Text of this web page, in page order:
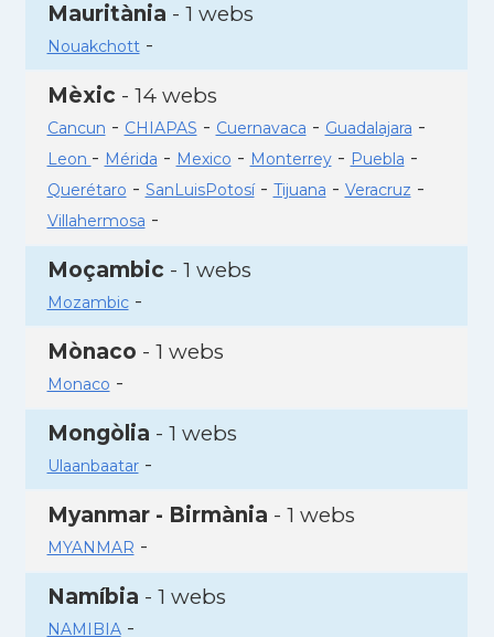
Mauritània - 1 webs
Nouakchott-
Mèxic - 14 webs
Cancun - CHIAPAS - Cuernavaca - Guadalajara -
Leon - Mérida - Mexico - Monterrey- Puebla -
Querétaro - SanLuisPotosí- Tijuana - Veracruz -
Villahermosa -
Moçambic - 1 webs
Mozambic-
Mònaco - 1 webs
Monaco -
Mongòlia - 1 webs
Ulaanbaatar-
Myanmar - Birmània - 1 webs
MYANMAR -
Namíbia - 1 webs
NAMIBIA-